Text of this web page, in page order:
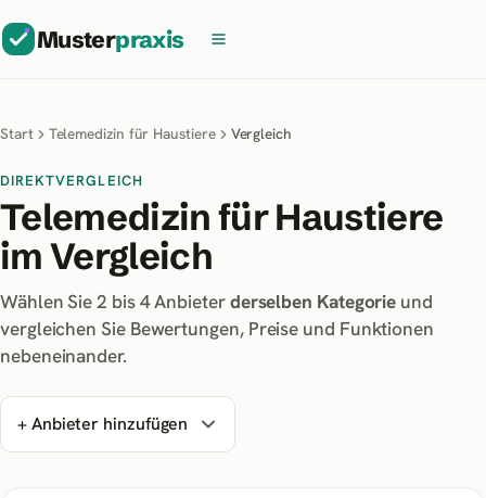
Musterpraxis
Start Telemedizin für Haustiere Vergleich
DIREKTVERGLEICH
Telemedizin für Haustiere
im Vergleich
Wählen Sie 2 bis4Anbieterderselben Kategorie und
vergleichen Sie Bewertungen, Preise und Funktionen
nebeneinander.